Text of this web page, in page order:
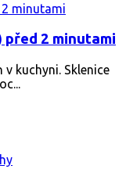
2 minutami
kuchyni. Sklenice